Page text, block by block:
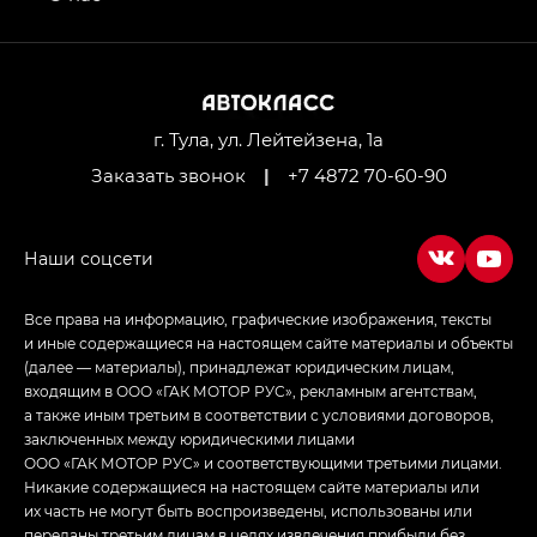
Джи Икс ПРЕМИУМ — GX PREMIUM, ЛАУНЖ —
Empow — Эмпау (Empow) в комплектации
г. Тула, ул. Лейтейзена, 1а
Заказать звонок
| +7 4872 70-60-90
Все права на информацию, графические изображения, тексты
и иные содержащиеся на настоящем сайте материалы и объекты
(далее — материалы), принадлежат юридическим лицам,
входящим в ООО «ГАК МОТОР РУС», рекламным агентствам,
а также иным третьим в соответствии с условиями договоров,
заключенных между юридическими лицами
ООО «ГАК МОТОР РУС» и соответствующими третьими лицами.
Никакие содержащиеся на настоящем сайте материалы или
их часть не могут быть воспроизведены, использованы или